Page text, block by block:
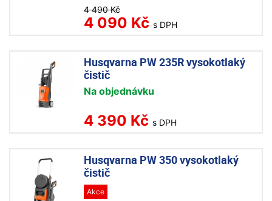
4 490 Kč
4 090 Kč s DPH
Husqvarna PW 235R vysokotlaký
čistič
Na objednávku
4 390 Kč s DPH
Husqvarna PW 350 vysokotlaký
čistič
Akce